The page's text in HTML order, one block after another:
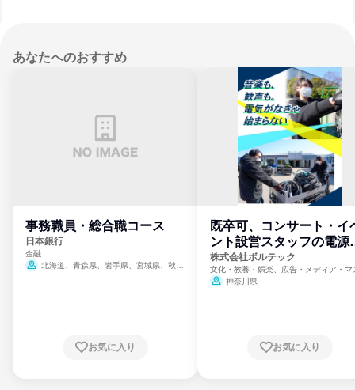
あなたへのおすすめ
事務職員・総合職コース
日本銀行
金融
北海道、青森県、岩手県、宮城県、秋田
崎県、熊本県、大分県、宮崎県、鹿児島県、
お気に入り
既卒可、コンサート・イ
ント設営スタッフの電源
門
株式会社ボルテック
文化・教養・娯楽、広告・メディア・マ
ミ、電力・ガス・水道・エネルギー
神奈川県
お気に入り